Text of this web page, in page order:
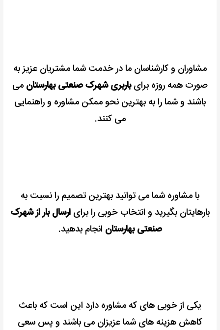
مشاوران و کارشناسان ما در خدمت شما مشتریان عزیز به
صورت همه روزه برایباربری شهرک صنعتی بهارستان می
باشند و شما را به بهترین نحو ممکن مشاوره و راهنمایی
می کنند.
با مشاوره شما می توانید بهترین تصمیم را نسبت به
بارهایتان بگیرید و انتخاب خوبی را برایارسال بار از شهرک
صنعتی بهارستان انجام بدهید.
یکی از خوبی های که مشاوره دارد این است که باعث
کاهش هزینه های شما عزیزان می باشند و پس سعی